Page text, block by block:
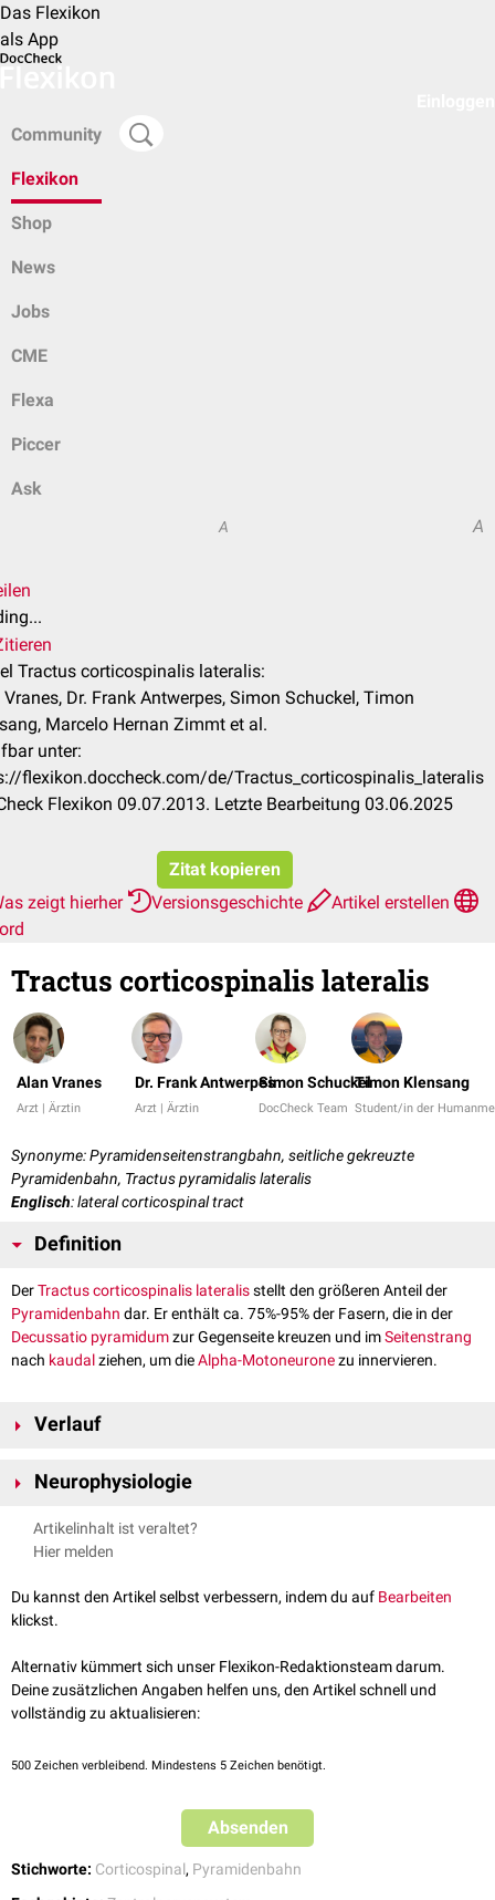
Das Flexikon
als App
Community
Flexikon
Shop
News
Jobs
CME
Flexa
Piccer
Ask
A A
Tractus corticospinalis lateralis:
Dr. Frank Antwerpes, Simon Schuckel, Timon
Marcelo Hernan Zimmt et al.
unter:
flexikon.doccheck.com/de/Tractus_corticospinalis_lateralis
Flexikon 09.07.2013. Letzte Bearbeitung 03.06.2025
Zitat kopieren
zeigt hierher
Versionsgeschichte
Artikel erstellen
Tractus corticospinalis lateralis
Alan Vranes
Arzt | Ärztin
Dr. Frank Antwerpes
Arzt | Ärztin
Simon Schuckel
DocCheck Team
Timon Klensang
Student/in der
Synonyme: Pyramidenseitenstrangbahn, seitliche gekreuzte
Pyramidenbahn, Tractus pyramidalis lateralis
Englisch: lateral corticospinal tract
Definition
DerTractus corticospinalis lateralisstellt den größeren Anteil der
Pyramidenbahn dar. Er enthält ca. 75%-95% der Fasern, die in der
Decussatio pyramidumzur Gegenseite kreuzen und imSeitenstrang
nach kaudalziehen, um dieAlpha-Motoneuronezu innervieren.
Verlauf
anterioralsTractus corticospinalis anterior
Neurophysiologie
Der Tractus corticospinalis lateralis unterliegt der
Modulation durch das
Artikelinhalt ist veraltet?
Hier melden
Du kannst den Artikel selbst verbessern, indem du auf Bearbeiten
klickst.
Alternativ kümmert sich unser Flexikon-Redaktionsteam darum.
Deine zusätzlichen Angaben helfen uns, den Artikel schnell und
vollständig zu aktualisieren:
500 Zeichen verbleibend. Mindestens 5 Zeichen benötigt.
Absenden
Stichworte: Corticospinal, Pyramidenbahn